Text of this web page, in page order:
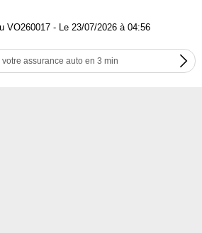
VO260017 - Le 23/07/2026 à 04:56
assurance auto en 3 min